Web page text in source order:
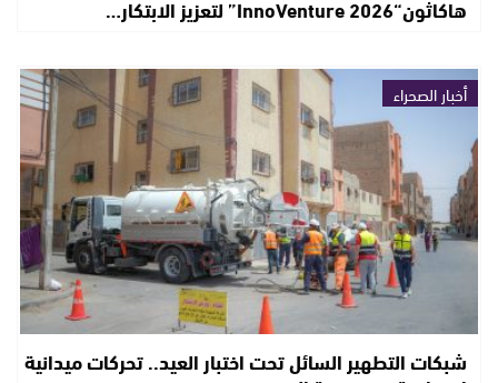
هاكاثون“InnoVenture 2026” لتعزيز الابتكار…
أخبار الصحراء
شبكات التطهير السائل تحت اختبار العيد.. تحركات ميدانية